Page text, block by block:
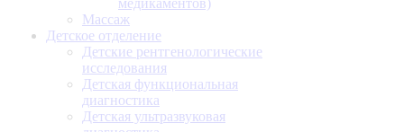
медикаментов)
Массаж
Детское отделение
Детские рентгенологические
исследования
Детская функциональная
диагностика
Детская ультразвуковая